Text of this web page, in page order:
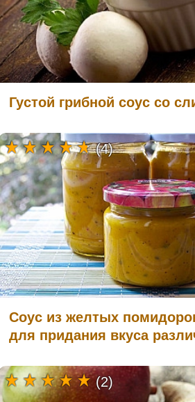
Густой грибной соус со
Соус из желтых
для придания вкуса
(4)
(2)